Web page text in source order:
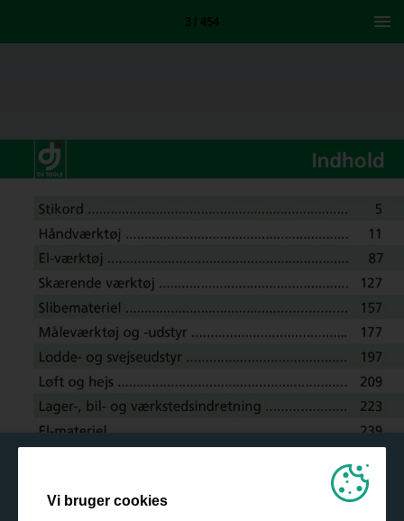
3 / 454
Vi bruger cookies